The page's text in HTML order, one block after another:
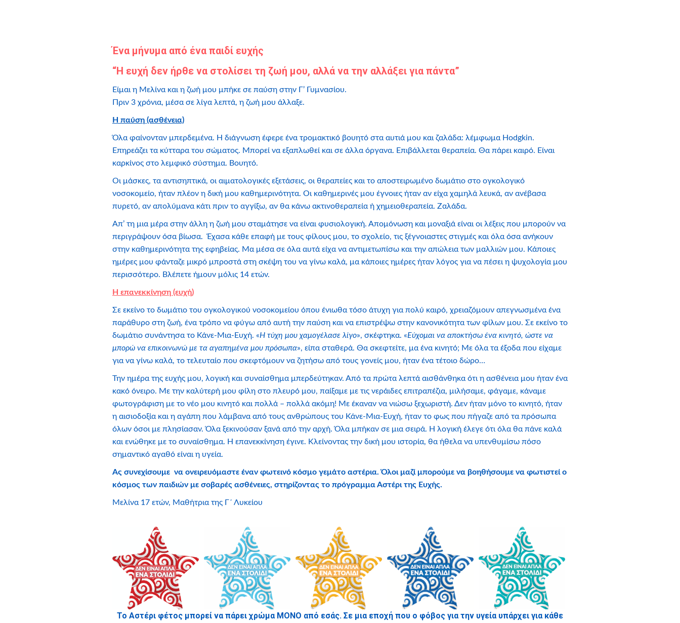
Ένα μήνυμα από ένα παιδί ευχής
“Η ευχή δεν ήρθε να στολίσει τη ζωή μου, αλλά να την αλλάξει για πάντα”
Είμαι η Μελίνα και η ζωή μου μπήκε σε παύση στην Γ’ Γυμνασίου.
Πριν 3 χρόνια, μέσα σε λίγα λεπτά, η ζωή μου άλλαξε.
Η παύση (ασθένεια)
Όλα φαίνονταν μπερδεμένα. Η διάγνωση έφερε ένα τρομακτικό βουητό στα αυτιά μου και ζαλάδα: λέμφωμα Hodgkin.
Επηρεάζει τα κύτταρα του σώματος. Μπορεί να εξαπλωθεί και σε άλλα όργανα. Επιβάλλεται θεραπεία. Θα πάρει καιρό. Είναι
καρκίνος στο λεμφικό σύστημα. Βουητό.
Οι μάσκες, τα αντισηπτικά, οι αιματολογικές εξετάσεις, οι θεραπείες και το αποστειρωμένο δωμάτιο στο ογκολογικό
νοσοκομείο, ήταν πλέον η δική μου καθημερινότητα. Οι καθημερινές μου έγνοιες ήταν αν είχα χαμηλά λευκά, αν ανέβασα
πυρετό, αν απολύμανα κάτι πριν το αγγίξω, αν θα κάνω ακτινοθεραπεία ή χημειοθεραπεία. Ζαλάδα.
Απ’ τη μια μέρα στην άλλη η ζωή μου σταμάτησε να είναι φυσιολογική. Απομόνωση και μοναξιά είναι οι λέξεις που μπορούν να
περιγράψουν όσα βίωσα. Έχασα κάθε επαφή με τους φίλους μου, το σχολείο, τις ξέγνοιαστες στιγμές και όλα όσα ανήκουν
στην καθημερινότητα της εφηβείας. Μα μέσα σε όλα αυτά είχα να αντιμετωπίσω και την απώλεια των μαλλιών μου. Κάποιες
ημέρες μου φάνταζε μικρό μπροστά στη σκέψη του να γίνω καλά, μα κάποιες ημέρες ήταν λόγος για να πέσει η ψυχολογία μου
περισσότερο. Βλέπετε ήμουν μόλις 14 ετών.
Η επανεκκίνηση (ευχή)
Σε εκείνο το δωμάτιο του ογκολογικού νοσοκομείου όπου ένιωθα τόσο άτυχη για πολύ καιρό, χρειαζόμουν απεγνωσμένα ένα
παράθυρο στη ζωή, ένα τρόπο να φύγω από αυτή την παύση και να επιστρέψω στην κανονικότητα των φίλων μου. Σε εκείνο το
δωμάτιο συνάντησα το Κάνε-Μια-Ευχή. «Η τύχη μου χαμογέλασε λίγο», σκέφτηκα. «Εύχομαι να αποκτήσω ένα κινητό, ώστε να
μπορώ να επικοινωνώ με τα αγαπημένα μου πρόσωπα», είπα σταθερά. Θα σκεφτείτε, μα ένα κινητό; Με όλα τα έξοδα που είχαμε
για να γίνω καλά, το τελευταίο που σκεφτόμουν να ζητήσω από τους γονείς μου, ήταν ένα τέτοιο δώρο…
Την ημέρα της ευχής μου, λογική και συναίσθημα μπερδεύτηκαν. Από τα πρώτα λεπτά αισθάνθηκα ότι η ασθένεια μου ήταν ένα
κακό όνειρο. Με την καλύτερή μου φίλη στο πλευρό μου, παίξαμε με τις νεράιδες επιτραπέζια, μιλήσαμε, φάγαμε, κάναμε
φωτογράφιση με το νέο μου κινητό και πολλά – πολλά ακόμη! Με έκαναν να νιώσω ξεχωριστή. Δεν ήταν μόνο το κινητό, ήταν
η αισιοδοξία και η αγάπη που λάμβανα από τους ανθρώπους του Κάνε-Μια-Ευχή, ήταν το φως που πήγαζε από τα πρόσωπα
όλων όσοι με πλησίασαν. Όλα ξεκινούσαν ξανά από την αρχή. Όλα μπήκαν σε μια σειρά. Η λογική έλεγε ότι όλα θα πάνε καλά
και ενώθηκε με το συναίσθημα. Η επανεκκίνηση έγινε. Κλείνοντας την δική μου ιστορία, θα ήθελα να υπενθυμίσω πόσο
σημαντικό αγαθό είναι η υγεία.
Ας συνεχίσουμε να ονειρευόμαστε έναν φωτεινό κόσμο γεμάτο αστέρια. Όλοι μαζί μπορούμε να βοηθήσουμε να φωτιστεί ο
κόσμος των παιδιών με σοβαρές ασθένειες, στηρίζοντας το πρόγραμμα Αστέρι της Ευχής.
Μελίνα 17 ετών, Μαθήτρια της Γ΄ Λυκείου
Το Αστέρι φέτος μπορεί να πάρει χρώμα ΜΟΝΟ από εσάς. Σε μια εποχή που ο φόβος για την υγεία υπάρχει για κάθε